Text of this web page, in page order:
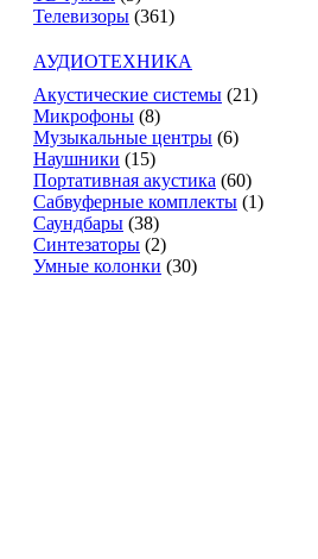
Телевизоры (361)
АУДИОТЕХНИКА
Акустические системы (21)
Микрофоны (8)
Музыкальные центры (6)
Наушники (15)
Портативная акустика (60)
Сабвуферные комплекты (1)
Саундбары (38)
Синтезаторы (2)
Умные колонки (30)